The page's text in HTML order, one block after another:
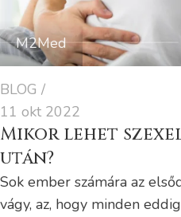
M2Med
BLOG
11 okt 2022
Mikor lehet
után?
Sok ember számára az
vágy, az, hogy minden